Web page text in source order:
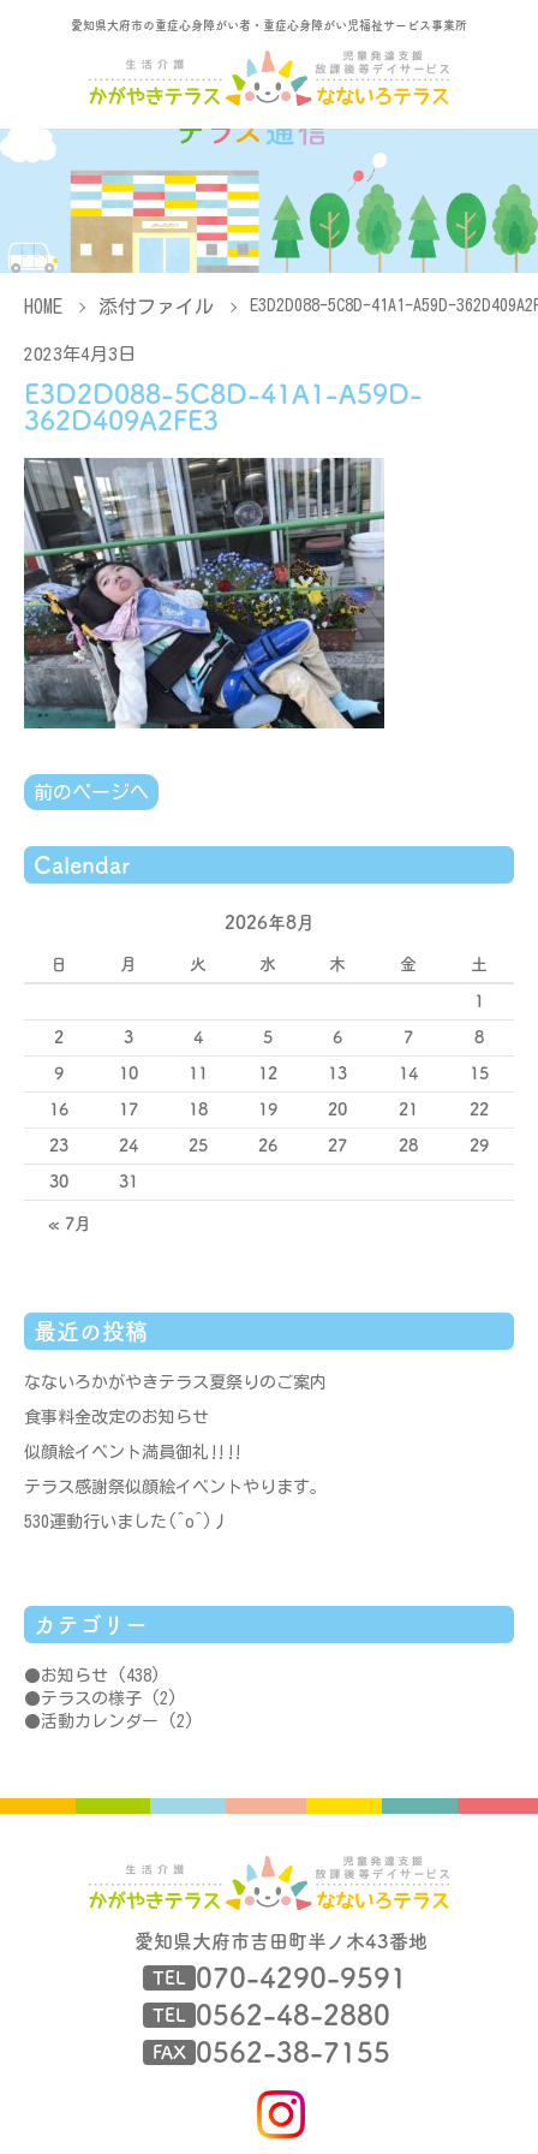
愛知県大府市の重症心身障がい者・重症心身障がい児福祉サービス事業所
HOME 添付ファイル E3D2D088-5C8D-41A1-A59D-
2023年4月3日
E3D2D088-5C8D-41A1-A59D-
362D409A2FE3
前のページへ
Calendar
2026年8月
日 月 火 水 木 金 土
1
2 3 4 5 6 7 8
9 10 11 12 13 14 15
16 17 18 19 20 21 22
23 24 25 26 27 28 29
30 31
« 7月
最近の投稿
なないろかがやきテラス夏祭りのご案内
食事料金改定のお知らせ
似顔絵イベント満員御礼‼‼
テラス感謝祭似顔絵イベントやります。
530運動行いました(^o^)丿
カテゴリー
お知らせ (438)
テラスの様子 (2)
活動カレンダー (2)
愛知県大府市吉田町半ノ木43番地
TEL 070-4290-9591
TEL 0562-48-2880
FAX 0562-38-7155